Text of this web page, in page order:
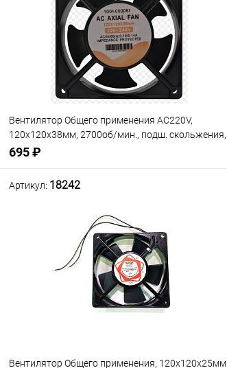
Вентилятор Общего применения AC220V,
120x120x38мм, 2700об/мин., подш. скольжения,
2pin, 0.14A 17.6W EAC LTF1238A2S
695 ₽
В избранное
В наличии: 19шт.
Артикул: 18242
Вентилятор Общего применения, 120x120x25мм